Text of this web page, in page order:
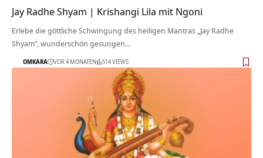
Jay Radhe Shyam | Krishangi Lila mit Ngoni
Erlebe die göttliche Schwingung des heiligen Mantras „Jay Radhe
Shyam“, wunderschön gesungen…
OMKARA VOR 4 MONATEN 514 VIEWS